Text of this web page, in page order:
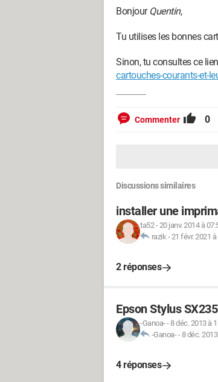
Bonjour Quentin,
Tu utilises les bonnes
Sinon, tu consultes ce
cartouches-courants-et-
Commenter 0
Discussions similaires
installer une
ta52-20 janv. 2014 à
razik-21 févr. 2021 à
2 réponses
Epson Stylus
-Ganoa--8 déc. 2013 à
-Ganoa--8 déc.
4 réponses